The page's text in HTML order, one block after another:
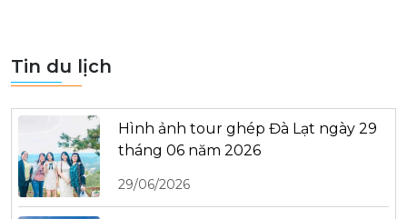
Tin du lịch
Hình ảnh tour ghép Đà Lạt ngày 29
tháng 06 năm 2026
29/06/2026